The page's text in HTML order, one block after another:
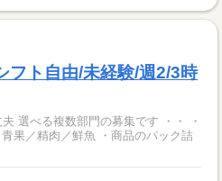
フト自由/未経験/週2/3時
選べる複数部門の募集です ・・ ・
果／精肉／鮮魚 ・商品のパック詰